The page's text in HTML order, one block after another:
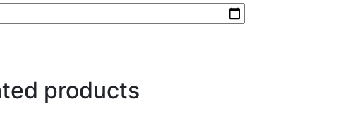
products